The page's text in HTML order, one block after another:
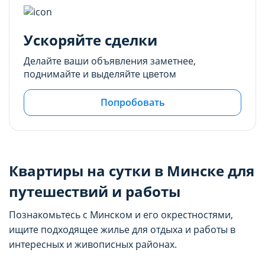
Ускоряйте сделки
Делайте ваши объявления заметнее,
поднимайте и выделяйте цветом
Попробовать
Квартиры на сутки в Минске для
путешествий и работы
Познакомьтесь с Минском и его окрестностями,
ищите подходящее жилье для отдыха и работы в
интересных и живописных районах.